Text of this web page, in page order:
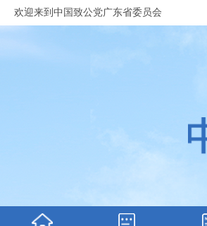
欢迎来到中国致公党广东省委员会